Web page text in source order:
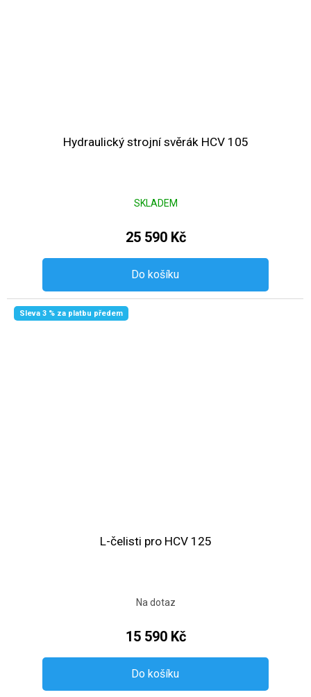
Hydraulický strojní svěrák HCV 105
SKLADEM
25 590 Kč
Do košíku
Sleva 3 % za platbu předem
L-čelisti pro HCV 125
Na dotaz
15 590 Kč
Do košíku